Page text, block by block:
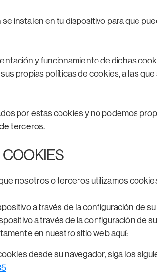
instalen en tu dispositivo para que
y funcionamiento de dichas
propias políticas de cookies, a las
por estas cookies y no podemos
terceros.
COOKIES
nosotros o terceros utilizamos
a través de la configuración de
a través de la configuración de
en nuestro sitio web aquí:
desde su navegador, siga los